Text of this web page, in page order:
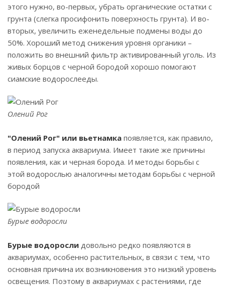
этого нужно, во-первых, убрать органические остатки с
грунта (слегка просифонить поверхность грунта). И во-
вторых, увеличить еженедельные подмены воды до
50%. Хороший метод снижения уровня органики –
положить во внешний фильтр активированный уголь. Из
живых борцов с черной бородой хорошо помогают
сиамские водорослееды.
Олений Рог
"Олений Рог" или вьетнамка появляется, как правило,
в период запуска аквариума. Имеет такие же причины
появления, как и черная борода. И методы борьбы с
этой водорослью аналогичны методам борьбы с черной
бородой
Бурые водоросли
Бурые водоросли довольно редко появляются в
аквариумах, особенно растительных, в связи с тем, что
основная причина их возникновения это низкий уровень
освещения. Поэтому в аквариумах с растениями, где